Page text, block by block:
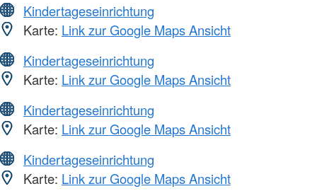
Kindertageseinrichtung
Karte: Link zur Google Maps Ansicht
Kindertageseinrichtung
Karte: Link zur Google Maps Ansicht
Kindertageseinrichtung
Karte: Link zur Google Maps Ansicht
Kindertageseinrichtung
Karte: Link zur Google Maps Ansicht